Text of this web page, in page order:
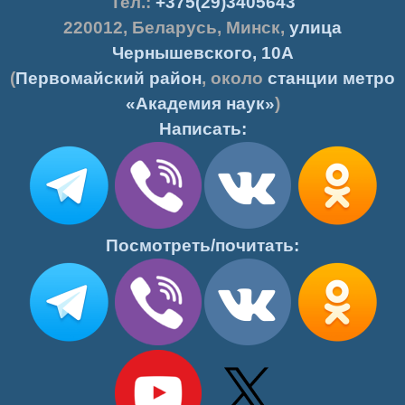
220012, Беларусь, Минск, улица
Чернышевского, 10А
(Первомайский район, около станции метро
«Академия наук»)
Написать:
Посмотреть/почитать: